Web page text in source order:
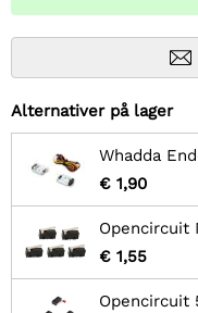
Alternativer på lager
Whadda
€ 1,90
€ 1,55